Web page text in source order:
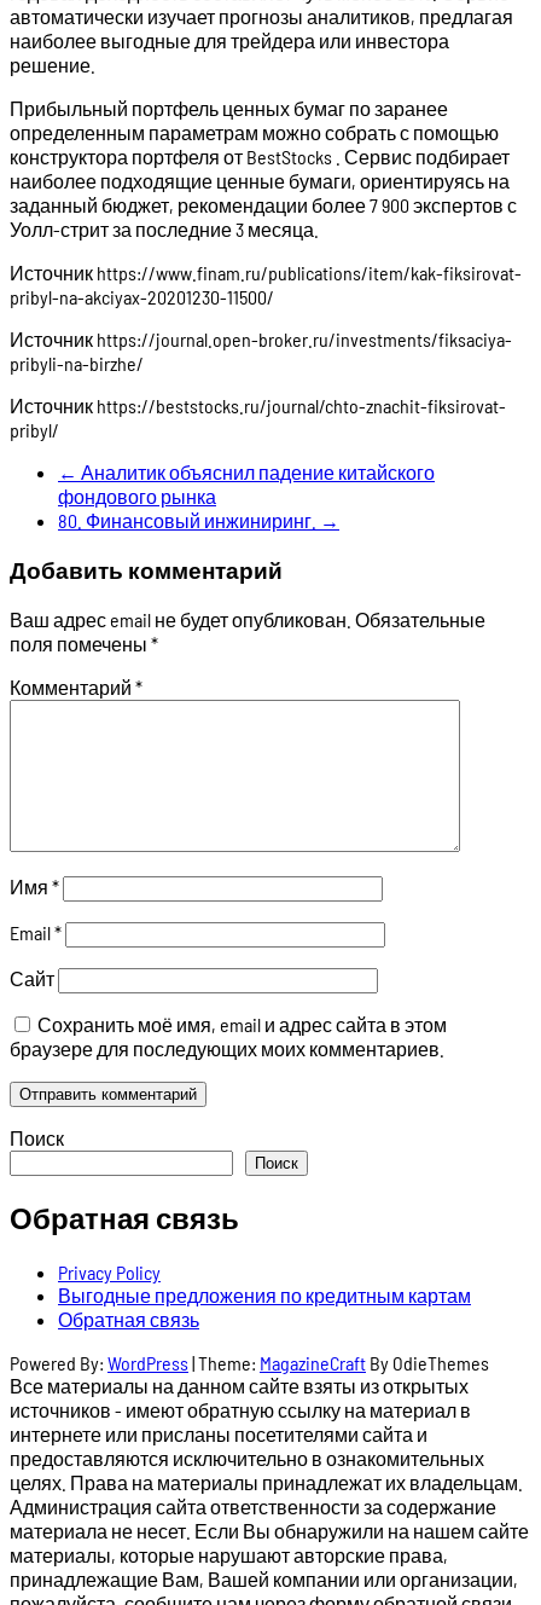
автоматически изучает прогнозы аналитиков, предлагая
наиболее выгодные для трейдера или инвестора
решение.
Прибыльный портфель ценных бумаг по заранее
определенным параметрам можно собрать с помощью
конструктора портфеля от BestStocks . Сервис подбирает
наиболее подходящие ценные бумаги, ориентируясь на
заданный бюджет, рекомендации более 7 900 экспертов с
Уолл-стрит за последние 3 месяца.
Источник https://www.finam.ru/publications/item/kak-fiksirovat-
pribyl-na-akciyax-20201230-11500/
Источник https://journal.open-broker.ru/investments/fiksaciya-
pribyli-na-birzhe/
Источник https://beststocks.ru/journal/chto-znachit-fiksirovat-
pribyl/
← Аналитик объяснил падение китайского
фондового рынка
80. Финансовый инжиниринг. →
Добавить комментарий
Ваш адрес email не будет опубликован. Обязательные
поля помечены *
Комментарий *
Имя *
Email*
Сайт
Сохранить моё имя, email и адрес сайта в этом
браузере для последующих моих комментариев.
Поиск
Поиск
Обратная связь
Privacy Policy
Выгодные предложения по кредитным картам
Обратная связь
Powered By: WordPress|Theme: MagazineCraft By OdieThemes
Все материалы на данном сайте взяты из открытых
источников - имеют обратную ссылку на материал в
интернете или присланы посетителями сайта и
предоставляются исключительно в ознакомительных
целях. Права на материалы принадлежат их владельцам.
Администрация сайта ответственности за содержание
материала не несет. Если Вы обнаружили на нашем сайте
материалы, которые нарушают авторские права,
принадлежащие Вам, Вашей компании или организации,